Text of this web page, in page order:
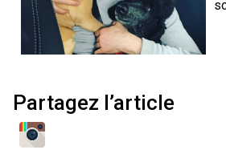
Partagez l’article